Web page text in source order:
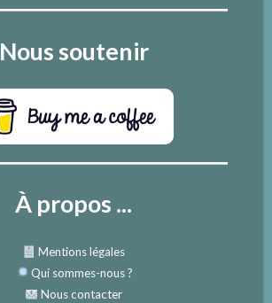
Nous soutenir
À propos ...
Mentions légales
Qui sommes-nous?
Nous contacter